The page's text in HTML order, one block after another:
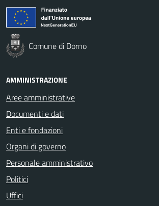
Comune di Dorno
AMMINISTRAZIONE
Aree amministrative
Documenti e dati
Enti e fondazioni
Organi di governo
Personale amministrativo
Politici
Uffici